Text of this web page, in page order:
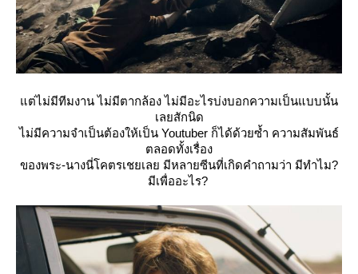
ต่ไม่มีทีมงาน ไม่มีตากล้อง ไม่มีอะไรบ่งบอกความเป็นแบบนั้น
เลยสักนิด
ไม่มีความจำเป็นต้องให้เป็น Youtuber ก็ได้ด้วยซ้ำ ความสัมพันธ์
ตลอดทั้งเรื่อง
ของพระ-นางนี่โคตรเชยเลย มีหลายซีนที่เกิดคำถามว่า มีทำไม?
มีเพื่ออะไร?